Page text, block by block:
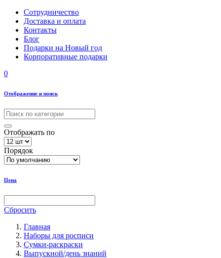
Сотрудничество
Доставка и оплата
Контакты
Блог
Подарки на Новый год
Корпоративные подарки
0
Отображение и поиск
Отображать по
Порядок
Цена
Сбросить
Главная
Наборы для росписи
Сумки-раскраски
Выпускной/день знаний